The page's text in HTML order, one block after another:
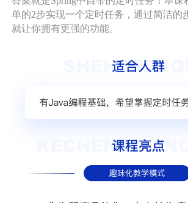
单的2步实现一个定时任务，通过简洁的
就让你拥有更强的功能。